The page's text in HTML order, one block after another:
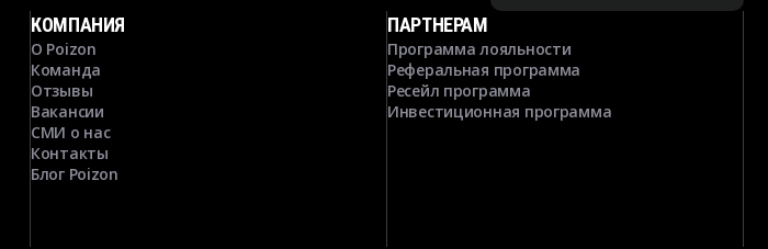
КОМПАНИЯ
О Poizon
Команда
Отзывы
Вакансии
СМИ о нас
Контакты
Блог Poizon
ПАРТНЕРАМ
Программа лояльности
Реферальная программа
Ресейл программа
Инвестиционная программа